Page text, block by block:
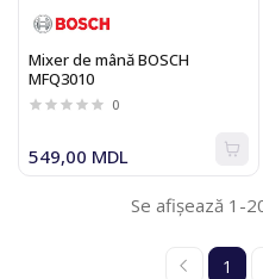
Mixer de mână BOSCH
MFQ3010
0
549,00 MDL
Se afișează 1-
1